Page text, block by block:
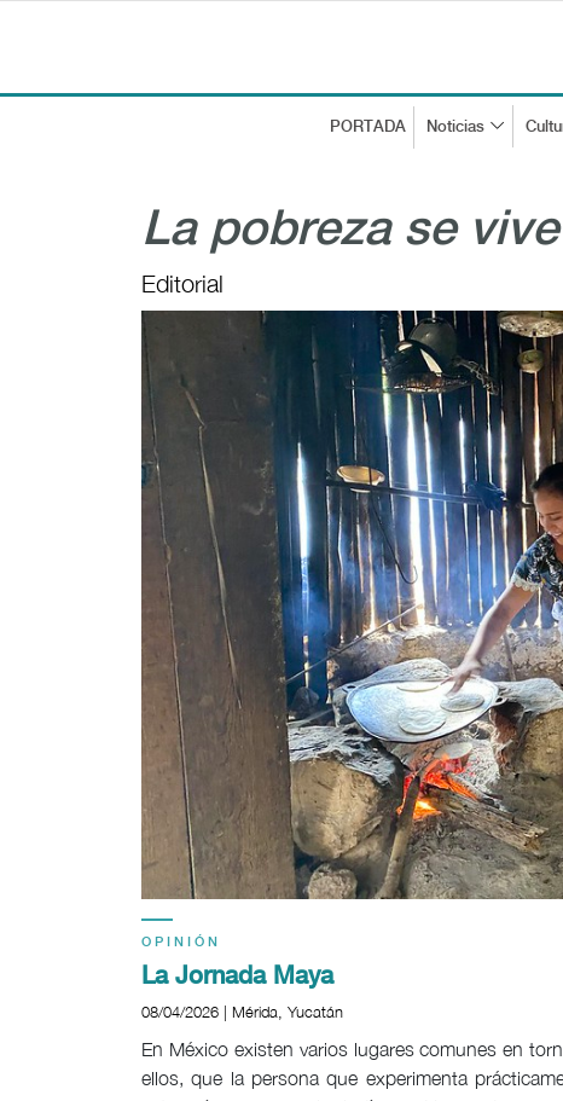
PORTADA Noticias
La pobreza se
Editorial
OPINIÓN
La Jornada Maya
08/04/2026 | Mérida, Yucatán
En México existen varios lugares comunes en
ellos, que la persona que experimenta